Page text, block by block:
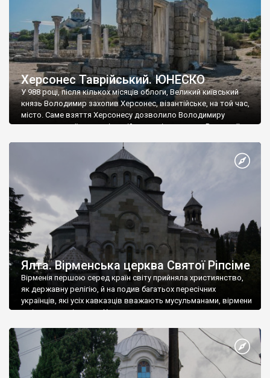
Херсонес Таврійський. ЮНЕСКО
У 988 році, після кількох місяців облоги, Великий київський
князь Володимир захопив Херсонес, візантійське, на той час,
місто. Саме взяття Херсонесу дозволило Володимиру
диктувати свої умови візантійському імператору Василю ІІ, та
Херсонесі Володимир-язичник, став Василем-християнином.
А потім було Хрещення Русі. На честь Херсонесу Таврійського
Ялта. Вірменська церква Святої Ріпсіме
Вірменія першою серед країн світу прийняла християнство,
як державну релігію, й на подив багатьох пересічних
українців, які усіх кавказців вважають мусульманами, вірмени
є відданими вірянами Христа